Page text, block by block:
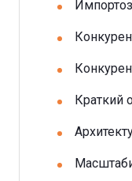
Краткий